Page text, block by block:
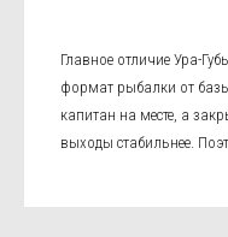
Главное отличие Ура-
формат рыбалки от
капитан на месте, а
выходы стабильнее.